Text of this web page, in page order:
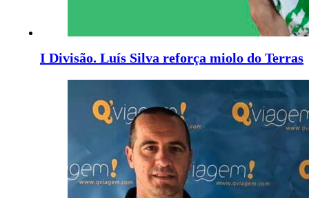
I Divisão. Luís Silva reforça miolo do Terras